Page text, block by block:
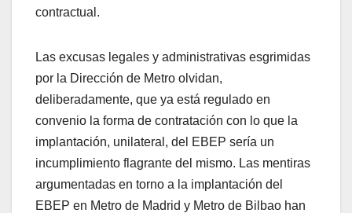
contractual.
Las excusas legales y administrativas esgrimidas
por la Dirección de Metro olvidan,
deliberadamente, que ya está regulado en
convenio la forma de contratación con lo que la
implantación, unilateral, del EBEP sería un
incumplimiento flagrante del mismo. Las mentiras
argumentadas en torno a la implantación del
EBEP en Metro de Madrid y Metro de Bilbao han